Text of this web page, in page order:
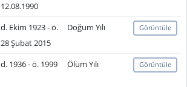
12.08.1990
d. Ekim 1923 - ö.
28 Şubat 2015
Doğum Yılı Görüntüle
d. 1936 - ö. 1999 Ölüm Yılı Görüntüle